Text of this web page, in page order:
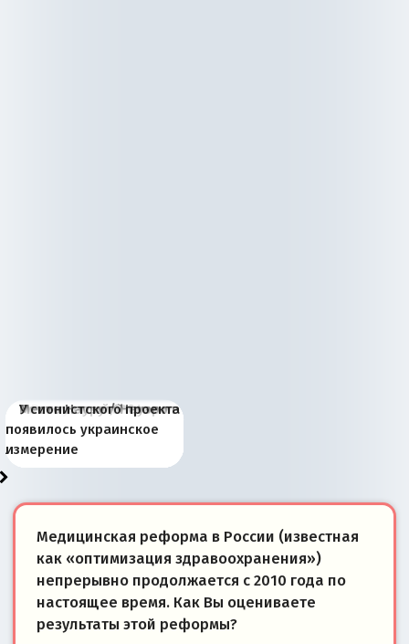
Киевская марионетка
Запада рассказала о
«переобувании» хозяев
В России назрели
перемены: 15 шагов к
суверенной экономике
Миграционный пожар
Европы
Россия начинает
сбрасывать балласт
Анкориджа
Россия зимой 1904
года: первые уступки во
внутренней политике
Русская нация вчера и
сегодня
Почему правый крах в
Варшаве не поможет её
отношениям с Россией?
Место Науру / Науэро в
современной истории
Южной Осетии
У сионистского проекта
появилось украинское
измерение
Медицинская реформа в России (известная
как «оптимизация здравоохранения»)
непрерывно продолжается с 2010 года по
настоящее время. Как Вы оцениваете
результаты этой реформы?